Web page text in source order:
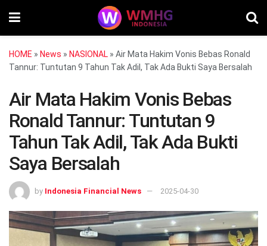
HOME » News » NASIONAL » Air Mata Hakim Vonis Bebas Ronald
Tannur: Tuntutan 9 Tahun Tak Adil, Tak Ada Bukti Saya Bersalah
Air Mata Hakim Vonis Bebas
Ronald Tannur: Tuntutan 9
Tahun Tak Adil, Tak Ada Bukti
Saya Bersalah
by Indonesia Financial News 2025-04-30